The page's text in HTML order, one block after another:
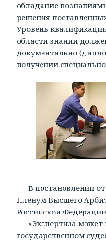
обладание
решения
Уровень
области знаний
документально
получении
В постановлении от
Пленум Высшего
Российской
«Экспертиза может
государственном